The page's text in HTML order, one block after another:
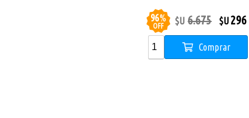
Monopatin Dual Sport
96%
OFF
$U 6.675 $U296
Comprar